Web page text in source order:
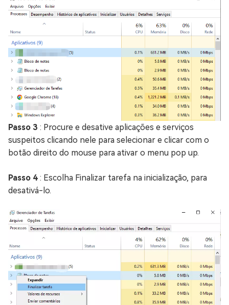
Passo 3 : Procure e desative aplicações e serviços
suspeitos clicando nele para selecionar e clicar com o
botão direito do mouse para ativar o menu pop up.
Passo 4 : Escolha Finalizar tarefa na inicialização, para
desativá-lo.